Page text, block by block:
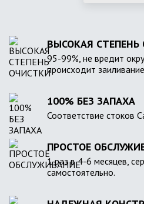
ВЫСОКАЯ СТЕПЕНЬ
95-99%, не вредит
происходит
100% БЕЗ ЗАПАХА
Соответствие стоков
ПРОСТОЕ
1 раз в 4-6 месяцев,
самостоятельно.